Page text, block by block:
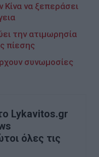
να ξεπεράσει
την ατιμωρησία
πίεσης
συνωμοσίες
Lykavitos.gr
όλες τις